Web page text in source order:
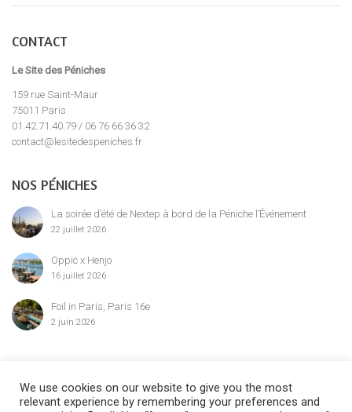
CONTACT
Le Site des Péniches
159 rue Saint-Maur
75011 Paris
01.42.71.40.79 / 06 76 66 36 32
contact@lesitedespeniches.fr
NOS PÉNICHES
La soirée d’été de Nextep à bord de la Péniche l’Événement
22 juillet 2026
Oppic x Henjo
16 juillet 2026
Foil in Paris, Paris 16e
2 juin 2026
We use cookies on our website to give you the most
relevant experience by remembering your preferences and